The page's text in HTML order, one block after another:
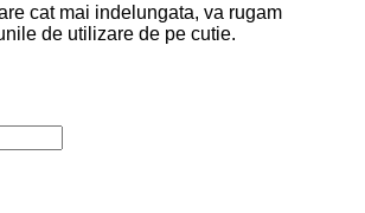
cat mai indelungata, va rugam
de utilizare de pe cutie.